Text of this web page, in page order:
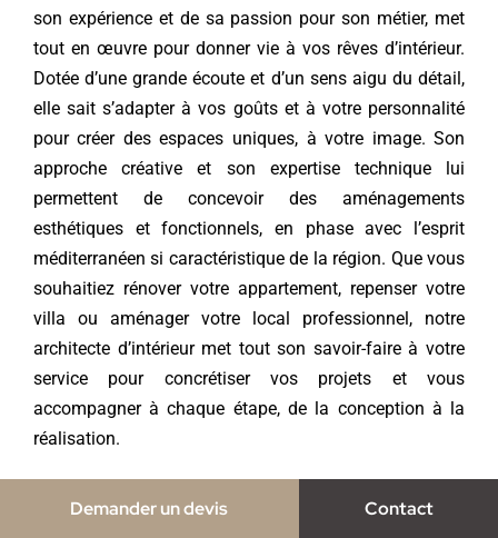
Demander un devis Contact
son expérience et de sa passion pour son métier, met
tout en œuvre pour donner vie à vos rêves d’intérieur.
Dotée d’une grande écoute et d’un sens aigu du détail,
elle sait s’adapter à vos goûts et à votre personnalité
pour créer des espaces uniques, à votre image. Son
approche créative et son expertise technique lui
permettent de concevoir des aménagements
esthétiques et fonctionnels, en phase avec l’esprit
méditerranéen si caractéristique de la région. Que vous
souhaitiez rénover votre appartement, repenser votre
villa ou aménager votre local professionnel, notre
architecte d’intérieur met tout son savoir-faire à votre
service pour concrétiser vos projets et vous
accompagner à chaque étape, de la conception à la
réalisation.
Choisissez l’agence Notes